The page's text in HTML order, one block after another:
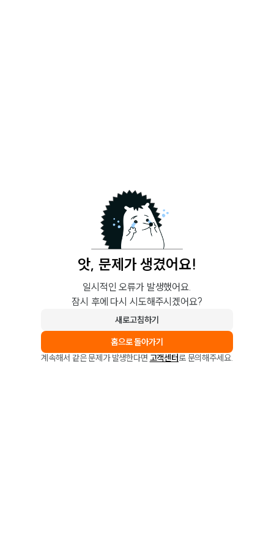
앗, 문제가 생겼어요!
일시적인 오류가 발생했어요.
잠시 후에 다시 시도해주시겠어요?
새로고침하기
홈으로 돌아가기
계속해서 같은 문제가 발생한다면 고객센터로 문의해주세요.